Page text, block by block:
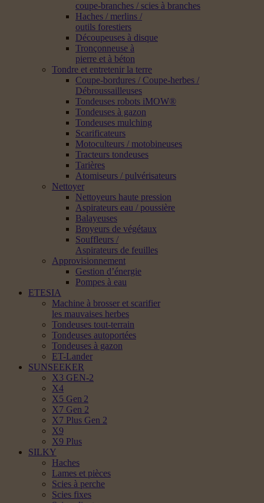
coupe-branches / scies à branches
Haches / merlins /
outils forestiers
Découpeuses à disque
Tronçonneuse à
pierre et à béton
Tondre et entretenir la terre
Coupe-bordures / Coupe-herbes /
Débroussailleuses
Tondeuses robots iMOW®
Tondeuses à gazon
Tondeuses mulching
Scarificateurs
Motoculteurs / motobineuses
Tracteurs tondeuses
Tarières
Atomiseurs / pulvérisateurs
Nettoyer
Nettoyeurs haute pression
Aspirateurs eau / poussière
Balayeuses
Broyeurs de végétaux
Souffleurs /
Aspirateurs de feuilles
Approvisionnement
Gestion d’énergie
Pompes à eau
ETESIA
Machine à brosser et scarifier
les mauvaises herbes
Tondeuses tout-terrain
Tondeuses autoportées
Tondeuses à gazon
ET-Lander
SUNSEEKER
X3 GEN-2
X4
X5 Gen 2
X7 Gen 2
X7 Plus Gen 2
X9
X9 Plus
SILKY
Haches
Lames et pièces
Scies à perche
Scies fixes